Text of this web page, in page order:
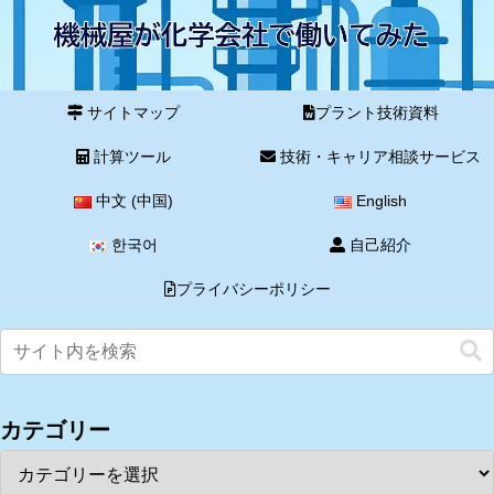
サイトマップ プラント技術資料
計算ツール 技術・キャリア相談サービス
中文 (中国) English
한국어 自己紹介
プライバシーポリシー
カテゴリー